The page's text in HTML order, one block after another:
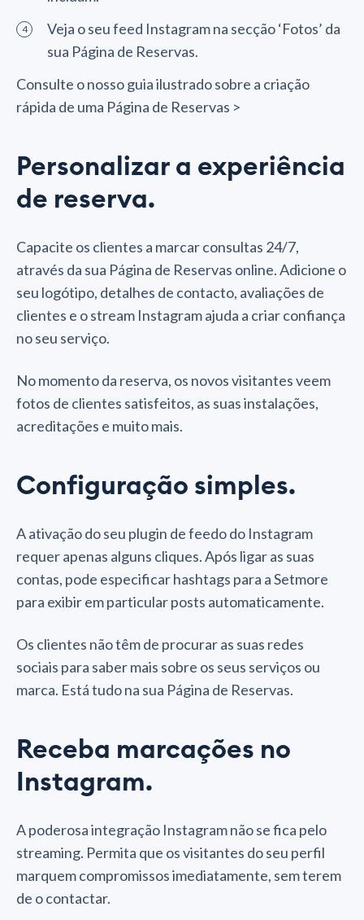
Veja o seu feed Instagram na secção ‘Fotos’ da
sua Página de Reservas.
Consulte o nosso guia ilustrado sobre a criação
rápida de uma Página de Reservas >
Personalizar a experiência
de reserva.
Capacite os clientes a marcar consultas 24/7,
através da sua Página de Reservas online. Adicione o
seu logótipo, detalhes de contacto, avaliações de
clientes e o stream Instagram ajuda a criar confiança
no seu serviço.
No momento da reserva, os novos visitantes veem
fotos de clientes satisfeitos, as suas instalações,
acreditações e muito mais.
Configuração simples.
A ativação do seu plugin de feedo do Instagram
requer apenas alguns cliques. Após ligar as suas
contas, pode especificar hashtags para a Setmore
para exibir em particular posts automaticamente.
Os clientes não têm de procurar as suas redes
sociais para saber mais sobre os seus serviços ou
marca. Está tudo na sua Página de Reservas.
Receba marcações no
Instagram.
A poderosa integração Instagram não se fica pelo
streaming. Permita que os visitantes do seu perfil
marquem compromissos imediatamente, sem terem
de o contactar.